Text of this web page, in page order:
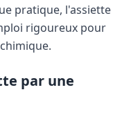
pratique, l'assiette
rigoureux pour
par une